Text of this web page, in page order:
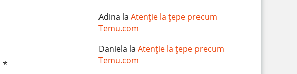
*
Adina la Atenție la țepe precum
Temu.com
Daniela la Atenție la țepe precum
Temu.com